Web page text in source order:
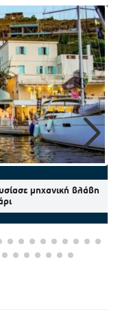
μηχανική βλάβη